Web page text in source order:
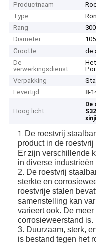
Productnaam
Type
Rang
Diameter
Grootte
de
De
verwerkingsdienst
Verpakking
Levertijd
8-
Hoog licht:
De
1.
De roestvrij
product in de
Er zijn verschillende
in diverse
2. De roestvrij
sterkte en
roestvrije stalen
samenstelling kan
varieert ook. De
corrosieweerstand is.
3. Duurzaam, sterk,
is bestand tegen het